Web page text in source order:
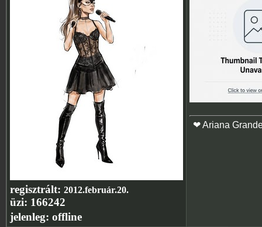
regisztrált: 2012.február.20.
üzi: 166242
jelenleg: offline
❤ Ariana